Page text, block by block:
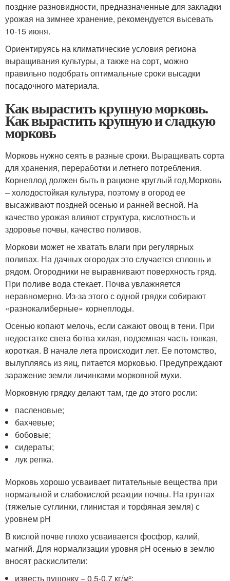
поздние разновидности, предназначенные для закладки
урожая на зимнее хранение, рекомендуется высевать
10-15 июня.
Ориентируясь на климатические условия региона
выращивания культуры, а также на сорт, можно
правильно подобрать оптимальные сроки высадки
посадочного материала.
Как вырастить крупную морковь.
Как вырастить крупную и сладкую
морковь
Морковь нужно сеять в разные сроки. Выращивать сорта
для хранения, переработки и летнего потребления.
Корнеплод должен быть в рационе круглый год.Морковь
– холодостойкая культура, поэтому в огород ее
высаживают поздней осенью и ранней весной. На
качество урожая влияют структура, кислотность и
здоровье почвы, качество поливов.
Моркови может не хватать влаги при регулярных
поливах. На дачных огородах это случается сплошь и
рядом. Огородники не выравнивают поверхность гряд.
При поливе вода стекает. Почва увлажняется
неравномерно. Из-за этого с одной грядки собирают
«разнокалиберные» корнеплоды.
Осенью копают мелочь, если сажают овощ в тени. При
недостатке света ботва хилая, подземная часть тонкая,
короткая. В начале лета происходит лет. Ее потомство,
вылупляясь из яиц, питается морковью. Предупреждают
заражение земли личинками морковной мухи.
Морковную грядку делают там, где до этого росли:
пасленовые;
бахчевые;
бобовые;
сидераты;
лук репка.
Морковь хорошо усваивает питательные вещества при
нормальной и слабокислой реакции почвы. На грунтах
(тяжелые суглинки, глинистая и торфяная земля) с
уровнем pH
В кислой почве плохо усваивается фосфор, калий,
магний. Для нормализации уровня pH осенью в землю
вносят раскислители:
известь пушонку − 0,5-0,7 кг/м²;